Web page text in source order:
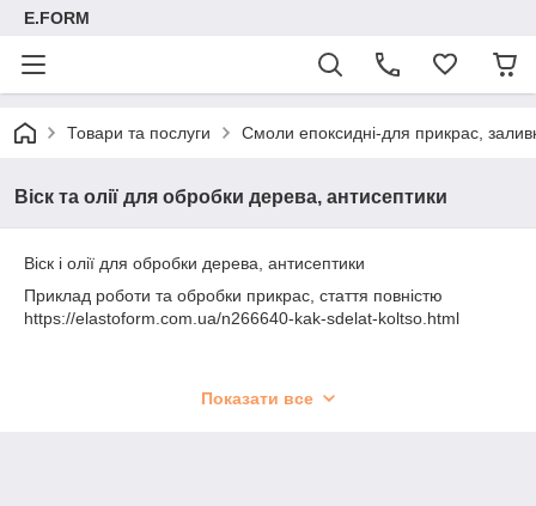
E.FORM
Товари та послуги Смоли епоксидні-для прикрас,
Віск та олії для обробки дерева, антисептики
Віск і олії для обробки дерева, антисептики
Приклад роботи та обробки прикрас, стаття повністю
https://elastoform.com.ua/n266640-kak-sdelat-koltso.html
Показати все